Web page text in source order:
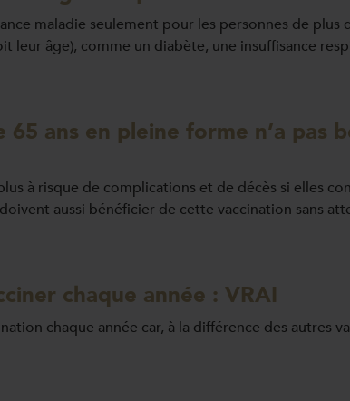
maladie seulement pour les personnes de
leur âge), comme un diabète, une insuffisance
ans en pleine forme n’a pas
à risque de complications et de décès si elles
aussi bénéficier de cette vaccination sans
chaque année : VRAI
chaque année car, à la différence des autres